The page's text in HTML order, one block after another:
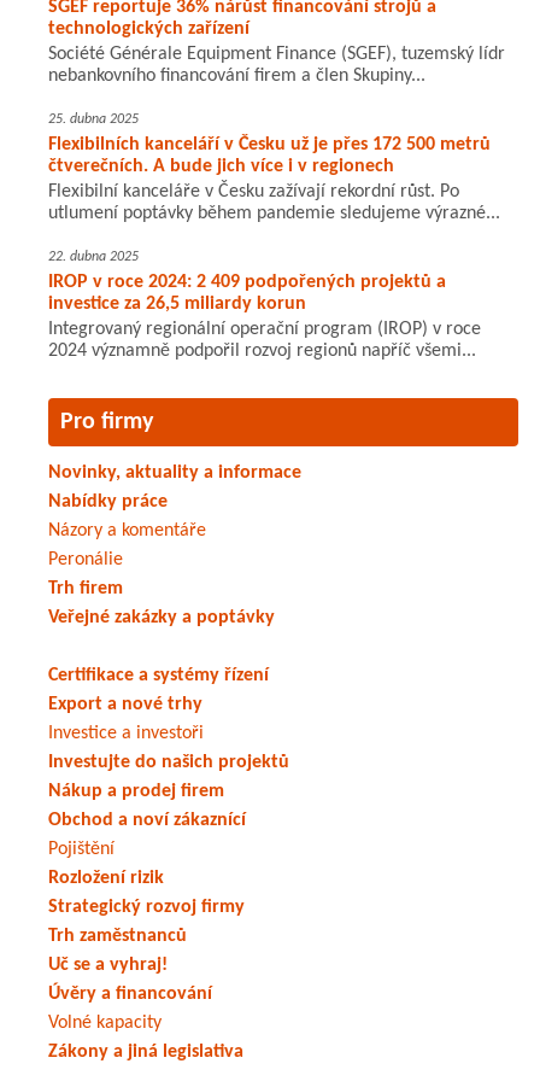
SGEF reportuje 36% nárůst financování strojů a
technologických zařízení
Société Générale Equipment Finance (SGEF), tuzemský lídr
nebankovního financování firem a člen Skupiny...
25. dubna 2025
Flexibilních kanceláří v Česku už je přes 172 500 metrů
čtverečních. A bude jich více i v regionech
Flexibilní kanceláře v Česku zažívají rekordní růst. Po
utlumení poptávky během pandemie sledujeme výrazné...
22. dubna 2025
IROP v roce 2024: 2 409 podpořených projektů a
investice za 26,5 miliardy korun
Integrovaný regionální operační program (IROP) v roce
2024 významně podpořil rozvoj regionů napříč všemi...
Pro firmy
Novinky, aktuality a informace
Nabídky práce
Názory a komentáře
Peronálie
Trh firem
Veřejné zakázky a poptávky
Certifikace a systémy řízení
Export a nové trhy
Investice a investoři
Investujte do našich projektů
Nákup a prodej firem
Obchod a noví zákaznící
Pojištění
Rozložení rizik
Strategický rozvoj firmy
Trh zaměstnanců
Uč se a vyhraj!
Úvěry a financování
Volné kapacity
Zákony a jiná legislativa